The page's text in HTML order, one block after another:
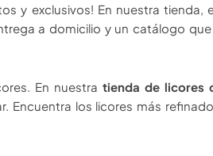
y exclusivos! En nuestra tienda,
a domicilio y un catálogo
En nuestra tienda de licores
los licores más